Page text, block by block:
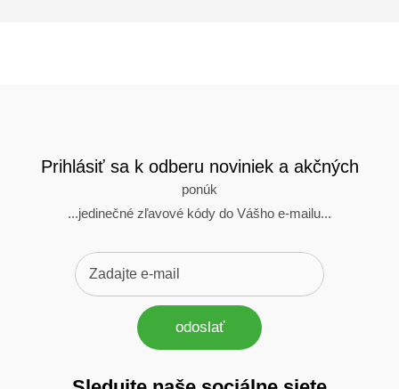
Prihlásiť sa k odberu noviniek a akčných
ponúk
...jedinečné zľavové kódy do Vášho e-mailu...
odoslať